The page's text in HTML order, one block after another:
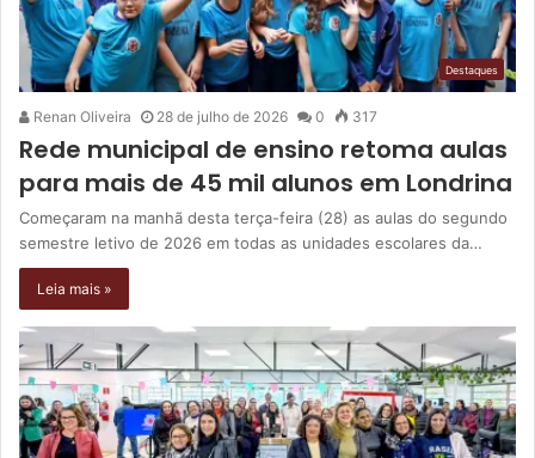
Destaques
Renan Oliveira 28 de julho de 2026 0 317
Rede municipal de ensino retoma aulas
para mais de 45 mil alunos em Londrina
Começaram na manhã desta terça-feira (28) as aulas do segundo
semestre letivo de 2026 em todas as unidades escolares da…
Leia mais »